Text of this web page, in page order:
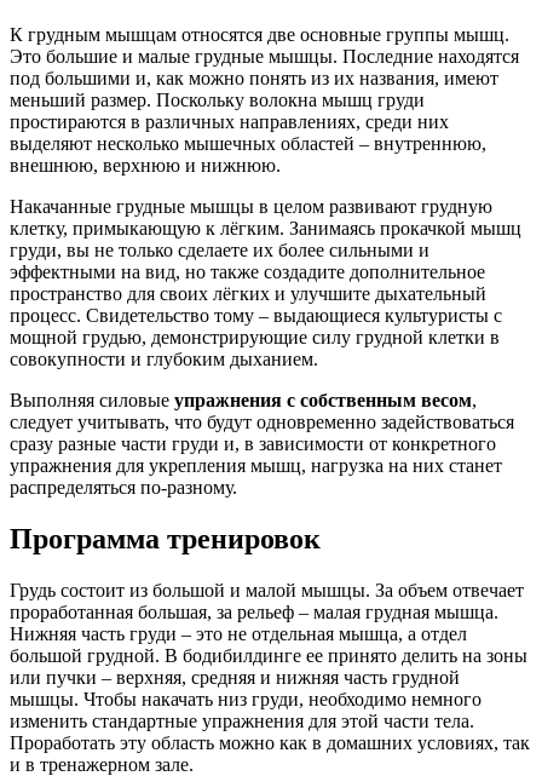
К грудным мышцам относятся две основные группы мышц.
Это большие и малые грудные мышцы. Последние находятся
под большими и, как можно понять из их названия, имеют
меньший размер. Поскольку волокна мышц груди
простираются в различных направлениях, среди них
выделяют несколько мышечных областей – внутреннюю,
внешнюю, верхнюю и нижнюю.
Накачанные грудные мышцы в целом развивают грудную
клетку, примыкающую к лёгким. Занимаясь прокачкой мышц
груди, вы не только сделаете их более сильными и
эффектными на вид, но также создадите дополнительное
пространство для своих лёгких и улучшите дыхательный
процесс. Свидетельство тому – выдающиеся культуристы с
мощной грудью, демонстрирующие силу грудной клетки в
совокупности и глубоким дыханием.
Выполняя силовые упражнения с собственным весом,
следует учитывать, что будут одновременно задействоваться
сразу разные части груди и, в зависимости от конкретного
упражнения для укрепления мышц, нагрузка на них станет
распределяться по-разному.
Программа тренировок
Грудь состоит из большой и малой мышцы. За объем отвечает
проработанная большая, за рельеф – малая грудная мышца.
Нижняя часть груди – это не отдельная мышца, а отдел
большой грудной. В бодибилдинге ее принято делить на зоны
или пучки – верхняя, средняя и нижняя часть грудной
мышцы. Чтобы накачать низ груди, необходимо немного
изменить стандартные упражнения для этой части тела.
Проработать эту область можно как в домашних условиях, так
и в тренажерном зале.